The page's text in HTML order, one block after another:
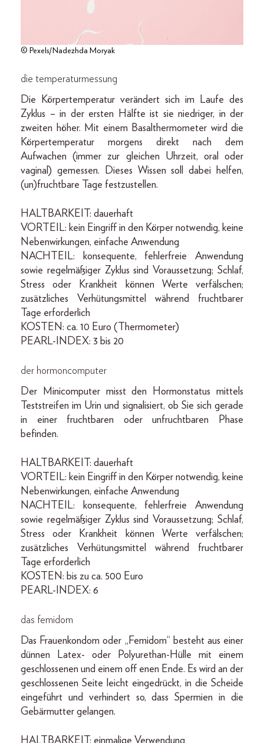
© Pexels/Nadezhda Moryak
die temperaturmessung
Die Körpertemperatur verändert sich im Laufe des
Zyklus – in der ersten Hälfte ist sie niedriger, in der
zweiten höher. Mit einem Basalthermometer wird die
Körpertemperatur morgens direkt nach dem
Aufwachen (immer zur gleichen Uhrzeit, oral oder
vaginal) gemessen. Dieses Wissen soll dabei helfen,
(un)fruchtbare Tage festzustellen.
HALTBARKEIT: dauerhaft
VORTEIL: kein Eingriff in den Körper notwendig, keine
Nebenwirkungen, einfache Anwendung
NACHTEIL: konsequente, fehlerfreie Anwendung
sowie regelmäßiger Zyklus sind Voraussetzung; Schlaf,
Stress oder Krankheit können Werte verfälschen;
zusätzliches Verhütungsmittel während fruchtbarer
Tage erforderlich
KOSTEN: ca. 10 Euro (Thermometer)
PEARL-INDEX: 3 bis 20
der hormoncomputer
Der Minicomputer misst den Hormonstatus mittels
Teststreifen im Urin und signalisiert, ob Sie sich gerade
in einer fruchtbaren oder unfruchtbaren Phase
befinden.
HALTBARKEIT: dauerhaft
VORTEIL: kein Eingriff in den Körper notwendig, keine
Nebenwirkungen, einfache Anwendung
NACHTEIL: konsequente, fehlerfreie Anwendung
sowie regelmäßiger Zyklus sind Voraussetzung; Schlaf,
Stress oder Krankheit können Werte verfälschen;
zusätzliches Verhütungsmittel während fruchtbarer
Tage erforderlich
KOSTEN: bis zu ca. 500 Euro
PEARL-INDEX: 6
das femidom
Das Frauenkondom oder „Femidom“ besteht aus einer
dünnen Latex- oder Polyurethan-Hülle mit einem
geschlossenen und einem off enen Ende. Es wird an der
geschlossenen Seite leicht eingedrückt, in die Scheide
eingeführt und verhindert so, dass Spermien in die
Gebärmutter gelangen.
HALTBARKEIT: einmalige Verwendung